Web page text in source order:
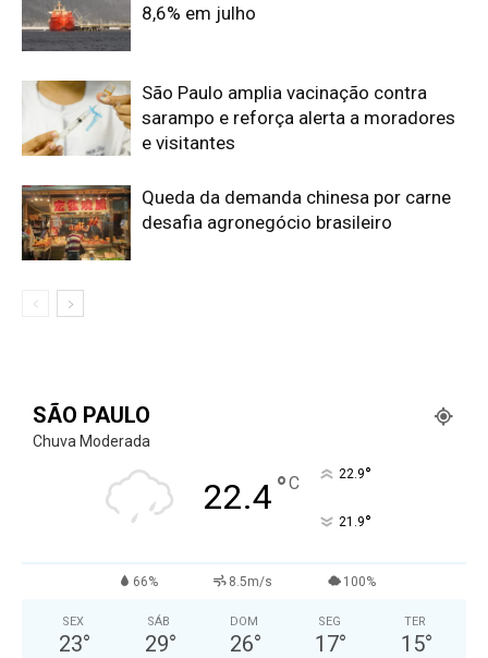
8,6% em julho
São Paulo amplia vacinação contra
sarampo e reforça alerta a moradores
e visitantes
Queda da demanda chinesa por carne
desafia agronegócio brasileiro
SÃO PAULO
Chuva Moderada
22.4°C 22.9°
21.9°
66% 8.5m/s 100%
SEX
23°
SÁB
29°
DOM
26°
SEG
17°
TER
15°